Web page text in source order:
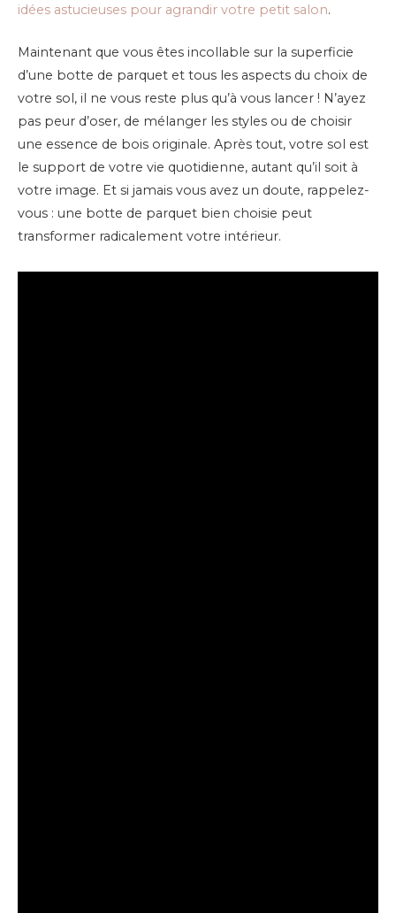
idées astucieuses pour agrandir votre petit salon.
Maintenant que vous êtes incollable sur la superficie
d’une botte de parquet et tous les aspects du choix de
votre sol, il ne vous reste plus qu’à vous lancer ! N’ayez
pas peur d’oser, de mélanger les styles ou de choisir
une essence de bois originale. Après tout, votre sol est
le support de votre vie quotidienne, autant qu’il soit à
votre image. Et si jamais vous avez un doute, rappelez-
vous : une botte de parquet bien choisie peut
transformer radicalement votre intérieur.